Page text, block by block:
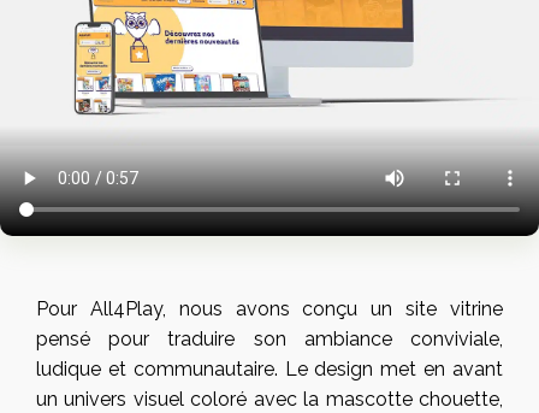
Pour All4Play, nous avons conçu un site vitrine
pensé pour traduire son ambiance conviviale,
ludique et communautaire. Le design met en avant
un univers visuel coloré avec la mascotte chouette,